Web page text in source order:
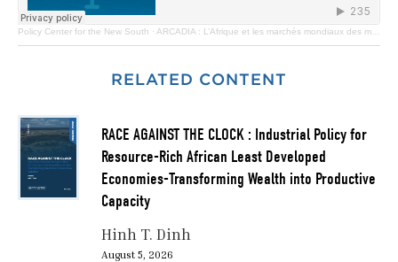
Policy Center for the New South · ARCADIA : L’Afrique et les marchés mondiaux des matières premières - Partie 2
RELATED CONTENT
RACE AGAINST THE CLOCK : Industrial Policy for
Resource-Rich African Least Developed
Economies-Transforming Wealth into Productive
Capacity
Hinh T. Dinh
August 5, 2026